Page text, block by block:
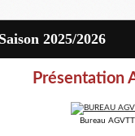
Saison 2025/2026
Présentation
Bureau AGVTT